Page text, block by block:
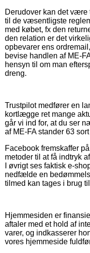
Derudover kan det
til de væsentligste
med købet, fx den
den relation er det
opbevarer ens
bevise handlen af ME-
hensyn til om man
dreng.
Trustpilot medfører en
kortlægge ret mange
går vi ind for, at du ser
af ME-FA stander 63
Facebook fremskaffer
metoder til at få indtryk
I øvrigt ses faktisk e-
nedfælde en
tilmed kan tages i brug
Hjemmesiden er
aftaler med et hold af
varer, og indkasserer
vores hjemmeside